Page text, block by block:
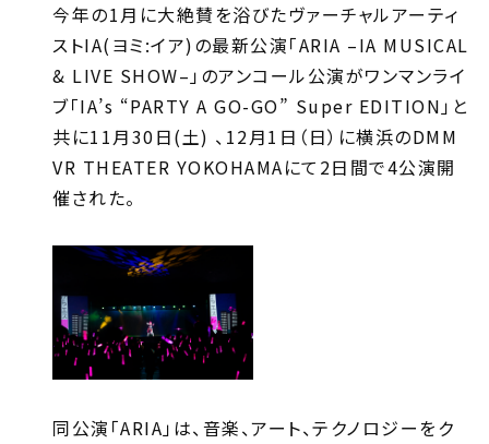
今年の1月に大絶賛を浴びたヴァーチャルアーティ
ストIA(ヨミ:イア)の最新公演「ARIA –IA MUSICAL
& LIVE SHOW–」のアンコール公演がワンマンライ
ブ「IA’s “PARTY A GO-GO” Super EDITION」と
共に11月30日(土) 、12月1日（日）に横浜のDMM
VR THEATER YOKOHAMAにて2日間で4公演開
催された。
同公演「ARIA」は、音楽、アート、テクノロジーをク